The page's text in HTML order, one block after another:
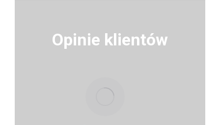
Opinie klientów